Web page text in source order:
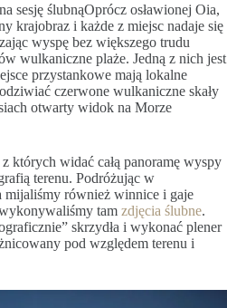
sesję ślubnąOprócz osławionej Oia,
krajobraz i każde z miejsc nadaje się
wyspę bez większego trudu
wulkaniczne plaże. Jedną z nich jest
przystankowe mają lokalne
czerwone wulkaniczne skały
otwarty widok na Morze
których widać całą panoramę wyspy
terenu. Podróżując w
mijaliśmy również winnice i gaje
tam zdjęcia ślubne.
skrzydła i wykonać plener
pod względem terenu i